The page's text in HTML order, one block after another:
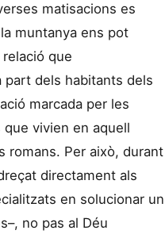
matisacions es
muntanya ens pot
que
dels habitants dels
marcada per les
vivien en aquell
romans. Per això, durant
directament als
en solucionar un
no pas al Déu